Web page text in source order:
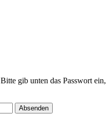
gib unten das Passwort ein,